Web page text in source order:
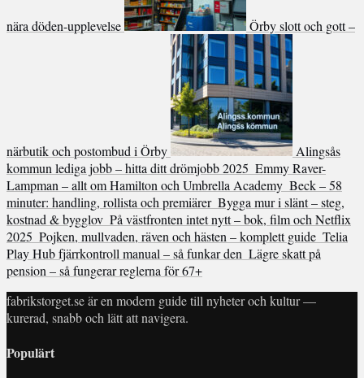
nära döden-upplevelse Örby slott och gott –
närbutik och postombud i Örby
Alingsås
kommun lediga jobb – hitta ditt drömjobb 2025 Emmy Raver-
Lampman – allt om Hamilton och Umbrella Academy Beck – 58
minuter: handling, rollista och premiärer Bygga mur i slänt – steg,
kostnad & bygglov På västfronten intet nytt – bok, film och Netflix
2025 Pojken, mullvaden, räven och hästen – komplett guide Telia
Play Hub fjärrkontroll manual – så funkar den Lägre skatt på
pension – så fungerar reglerna för 67+
fabrikstorget.se är en modern guide till nyheter och kultur —
kurerad, snabb och lätt att navigera.
Populärt